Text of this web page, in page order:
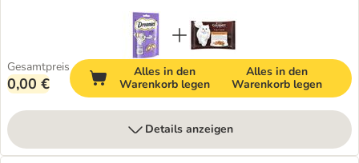
Gesamtpreis
0,00 €
Alles in den
Warenkorb legen
Alles in den
Warenkorb legen
Details anzeigen